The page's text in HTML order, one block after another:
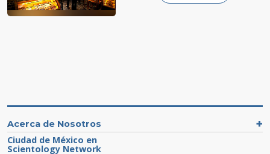
Acerca de Nosotros
Ciudad de México en
Scientology Network